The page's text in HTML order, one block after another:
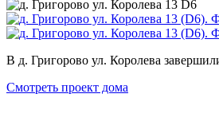
В д. Григорово ул. Королева
Смотреть проект дома